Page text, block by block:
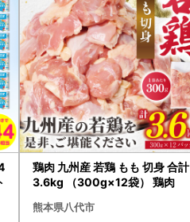
鶏肉 九州産 若鶏 もも 切身 合計
3.6kg （300g×12袋） 鶏肉
熊本県八代市